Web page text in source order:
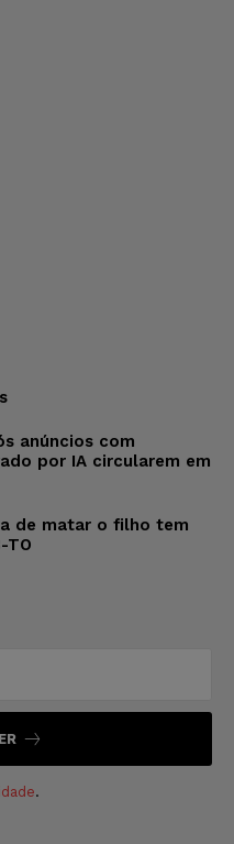
anúncios com
por IA circularem em
de matar o filho tem
TO
.